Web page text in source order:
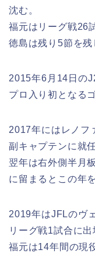
沈む。
福元はリーグ戦26
徳島は残り5節を残
2015年6月14日の
プロ入り初となる
2017年にはレノフ
副キャプテンに就
翌年は右外側半月
に留まるとこの年
2019年はJFLのヴ
リーグ戦1試合に
福元は14年間の現